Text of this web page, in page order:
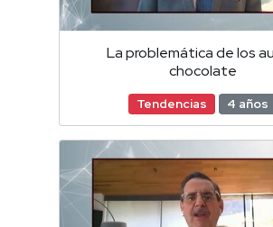
La problemática de los
chocolate
Tendencias 4 años